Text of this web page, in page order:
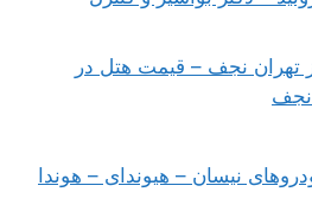
تهران نجف – قیمت هتل در
نجف
نیسان – هیوندای – هوندا